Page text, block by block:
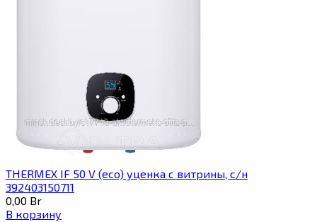
THERMEX IF 50 V (eco) уценка c витрины, с/н
392403150711
0,00 Br
В корзину